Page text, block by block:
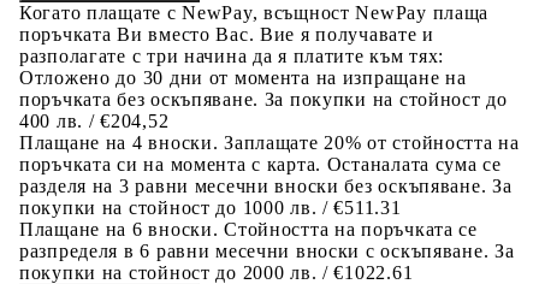
Когато плащате с NewPay, всъщност NewPay плаща
поръчката Ви вместо Вас. Вие я получавате и
разполагате с три начина да я платите към тях:
Отложено до 30 дни от момента на изпращане на
поръчката без оскъпяване. За покупки на стойност до
400 лв. / €204,52
Плащане на 4 вноски. Заплащате 20% от стойността на
поръчката си на момента с карта. Останалата сума се
разделя на 3 равни месечни вноски без оскъпяване. За
покупки на стойност до 1000 лв. / €511.31
Плащане на 6 вноски. Стойността на поръчката се
разпределя в 6 равни месечни вноски с оскъпяване. За
покупки на стойност до 2000 лв. / €1022.61